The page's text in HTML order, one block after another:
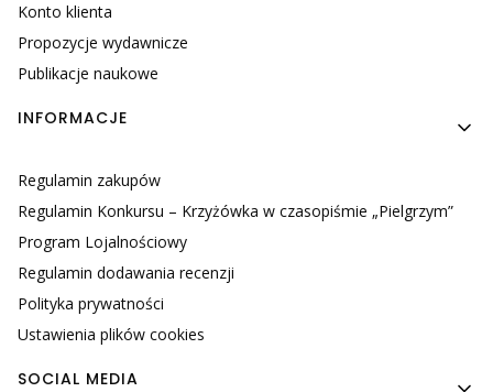
Konto klienta
Propozycje wydawnicze
Publikacje naukowe
INFORMACJE
Regulamin zakupów
Regulamin Konkursu – Krzyżówka w czasopiśmie „Pielgrzym”
Program Lojalnościowy
Regulamin dodawania recenzji
Polityka prywatności
Ustawienia plików cookies
SOCIAL MEDIA